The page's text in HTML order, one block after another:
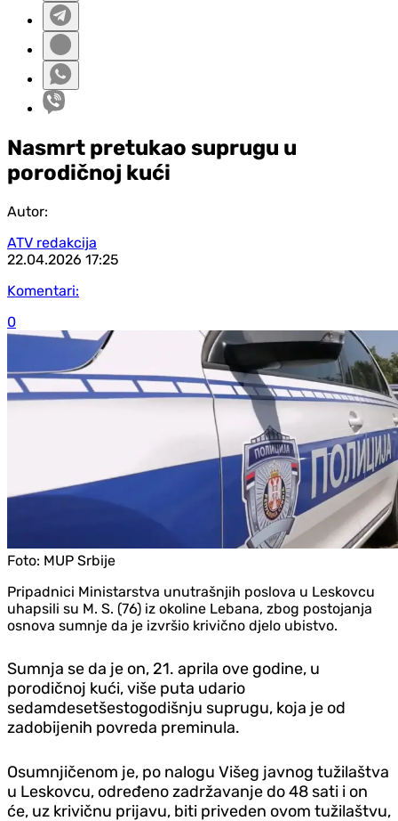
Nasmrt pretukao suprugu u
porodičnoj kući
Autor:
ATV redakcija
22.04.2026 17:25
Komentari:
0
Foto: MUP Srbije
Pripadnici Ministarstva unutrašnjih poslova u Leskovcu
uhapsili su M. S. (76) iz okoline Lebana, zbog postojanja
osnova sumnje da je izvršio krivično djelo ubistvo.
Sumnja se da je on, 21. aprila ove godine, u
porodičnoj kući, više puta udario
sedamdesetšestogodišnju suprugu, koja je od
zadobijenih povreda preminula.
Osumnjičenom je, po nalogu Višeg javnog tužilaštva
u Leskovcu, određeno zadržavanje do 48 sati i on
će, uz krivičnu prijavu, biti priveden ovom tužilaštvu,